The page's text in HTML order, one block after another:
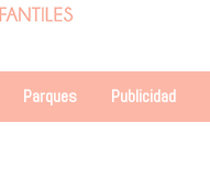
Parques Publicidad